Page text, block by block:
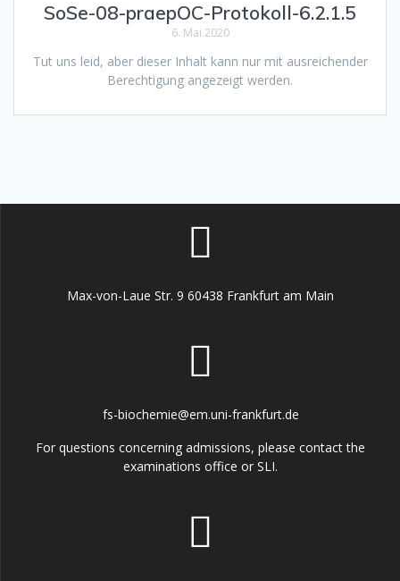
SoSe-08-praepOC-Protokoll-6.2.1.5
6. Mai 2020
Tut uns leid, aber dieser Inhalt kann nur mit ausreichender
Berechtigung angezeigt werden.
Max-von-Laue Str. 9 60438 Frankfurt am Main
fs-biochemie@em.uni-frankfurt.de
For questions concerning admissions, please contact the
examinations office or SLI.